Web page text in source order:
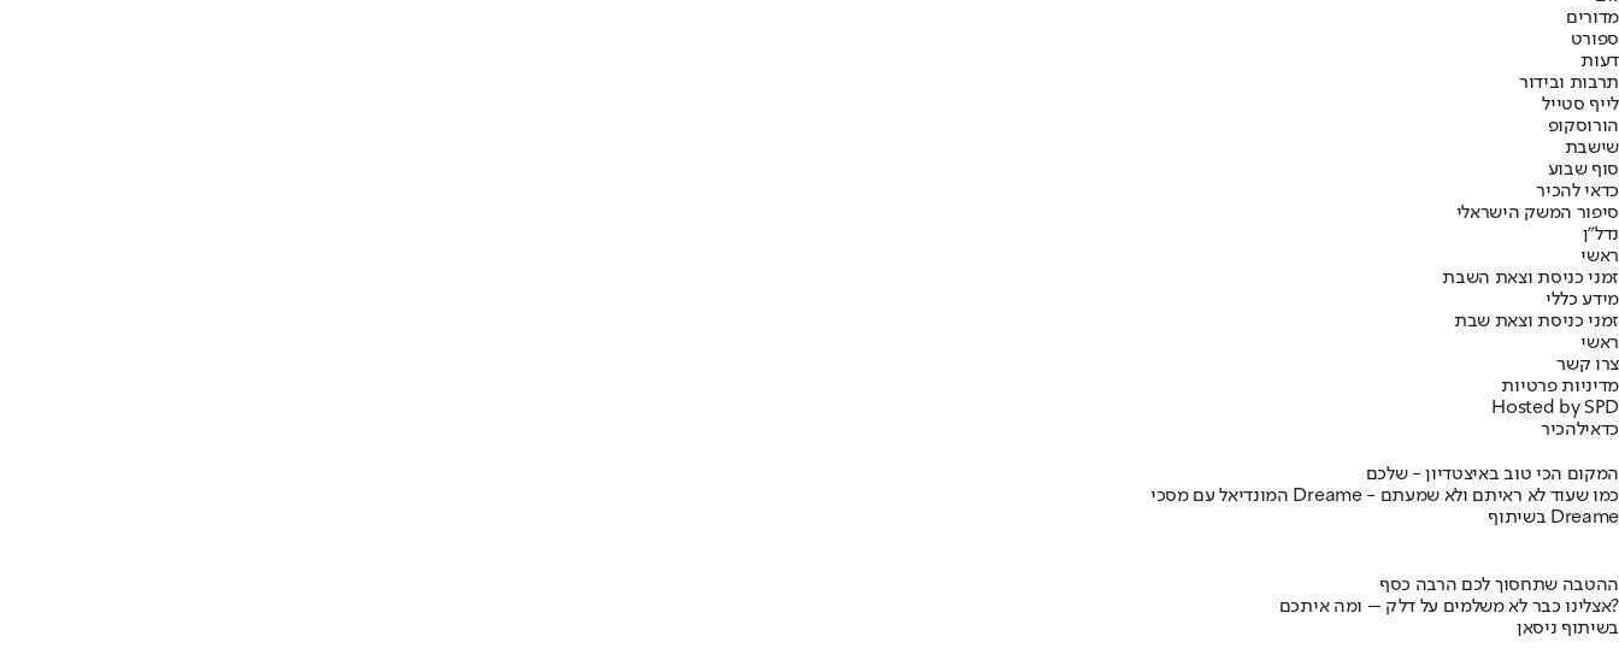
מדורים
ספורט
דעות
תרבות ובידור
לייף סטייל
הורוסקופ
שישבת
סוף שבוע
כדאי להכיר
סיפור המשק הישראלי
נדל"ן
ראשי
זמני כניסת וצאת השבת
מידע כללי
זמני כניסת וצאת שבת
ראשי
צרו קשר
מדיניות פרטיות
Hosted by SPD
כדאילהכיר
המקום הכי טוב באיצטדיון - שלכם
המונדיאל עם מסכי Dreame - כמו שעוד לא ראיתם ולא שמעתם
בשיתוף Dreame
ההטבה שתחסוך לכם הרבה כסף
אצלינו כבר לא משלמים על דלק – ומה איתכם?
בשיתוף ניסאן